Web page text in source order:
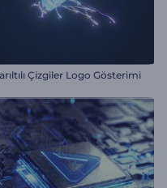
Çizgiler Logo Gösterimi